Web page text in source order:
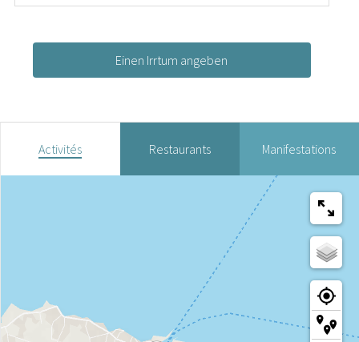
Einen Irrtum angeben
Activités Restaurants Manifestations